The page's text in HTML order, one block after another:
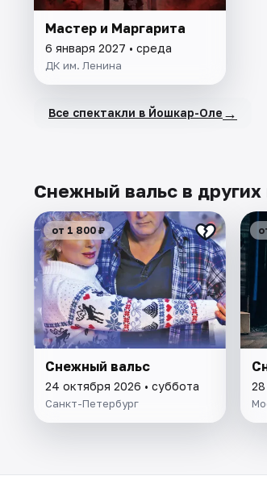
Мастер и Маргарита
6 января 2027 • среда
ДК им. Ленина
Все спектакли в Йошкар-Оле →
Снежный вальс в других
от 1 800 ₽
Снежный вальс
24 октября 2026 • суббота
Санкт-Петербург